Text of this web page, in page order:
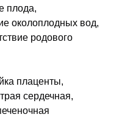
плода,
околоплодных вод,
родового
плаценты,
сердечная,